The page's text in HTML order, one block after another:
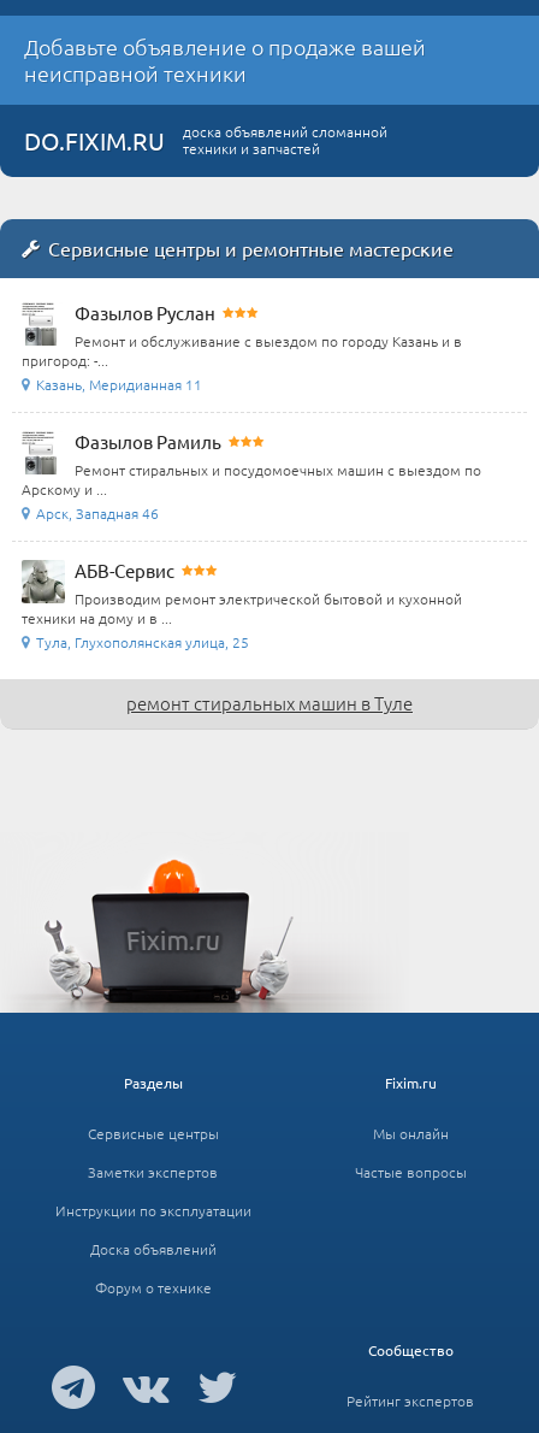
Добавьте объявление о продаже вашей
неисправной техники
DO.FIXIM.RU
доска объявлений сломанной
техники и запчастей
Сервисные центры и ремонтные мастерские
Фазылов Руслан
Ремонт и обслуживание с выездом по городу Казань и в
пригород: -...
Казань, Меридианная 11
Фазылов Рамиль
Ремонт стиральных и посудомоечных машин с выездом по
Арскому и ...
Арск, Западная 46
АБВ-Сервис
Производим ремонт электрической бытовой и кухонной
техники на дому и в ...
Тула, Глухополянская улица, 25
ремонт стиральных машин в Туле
Fixim.ru
Мы онлайн
Частые вопросы
Разделы
Сервисные центры
Заметки экспертов
Инструкции по эксплуатации
Доска объявлений
Форум о технике
Сообщество
Рейтинг экспертов